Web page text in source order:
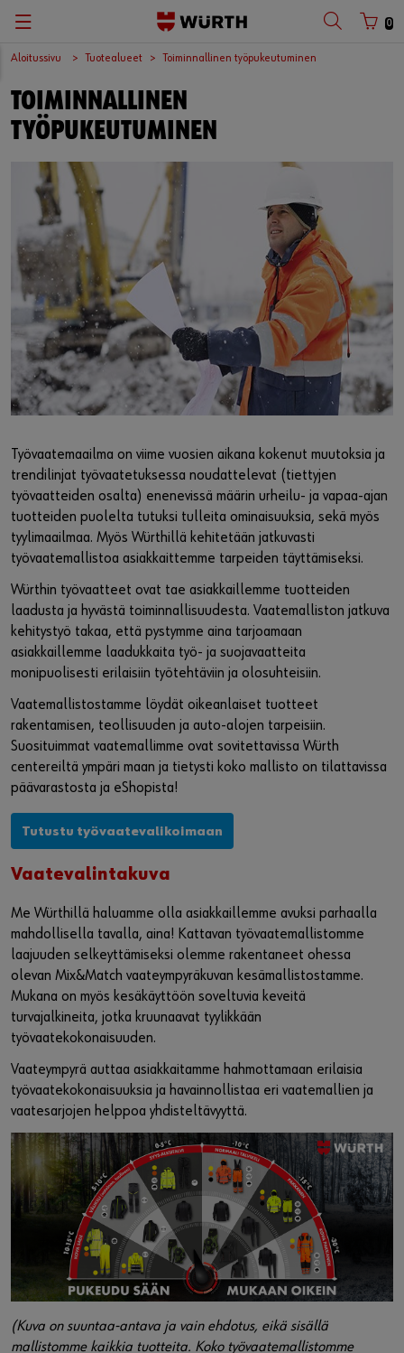
0
Aloitussivu Tuotealueet Toiminnallinen työpukeutuminen
TOIMINNALLINEN
TYÖPUKEUTUMINEN
Työvaatemaailma on viime vuosien aikana kokenut muutoksia ja
trendilinjat työvaatetuksessa noudattelevat (tiettyjen
työvaatteiden osalta) enenevissä määrin urheilu- ja vapaa-ajan
tuotteiden puolelta tutuksi tulleita ominaisuuksia, sekä myös
tyylimaailmaa. Myös Würthillä kehitetään jatkuvasti
työvaatemallistoa asiakkaittemme tarpeiden täyttämiseksi.
Würthin työvaatteet ovat tae asiakkaillemme tuotteiden
laadusta ja hyvästä toiminnallisuudesta. Vaatemalliston jatkuva
kehitystyö takaa, että pystymme aina tarjoamaan
asiakkaillemme laadukkaita työ- ja suojavaatteita
monipuolisesti erilaisiin työtehtäviin ja olosuhteisiin.
Vaatemallistostamme löydät oikeanlaiset tuotteet
rakentamisen, teollisuuden ja auto-alojen tarpeisiin.
Suosituimmat vaatemallimme ovat sovitettavissa Würth
centereiltä ympäri maan ja tietysti koko mallisto on tilattavissa
päävarastosta ja eShopista!
Tutustu työvaatevalikoimaan
Vaatevalintakuva
Me Würthillä haluamme olla asiakkaillemme avuksi parhaalla
mahdollisella tavalla, aina! Kattavan työvaatemallistomme
laajuuden selkeyttämiseksi olemme rakentaneet ohessa
olevan Mix&Match vaateympyräkuvan kesämallistostamme.
Mukana on myös kesäkäyttöön soveltuvia keveitä
turvajalkineita, jotka kruunaavat tyylikkään
työvaatekokonaisuuden.
Vaateympyrä auttaa asiakkaitamme hahmottamaan erilaisia
työvaatekokonaisuuksia ja havainnollistaa eri vaatemallien ja
vaatesarjojen helppoa yhdisteltävyyttä.
(Kuva on suuntaa-antava ja vain ehdotus, eikä sisällä
mallistomme kaikkia tuotteita. Koko työvaatemallistomme